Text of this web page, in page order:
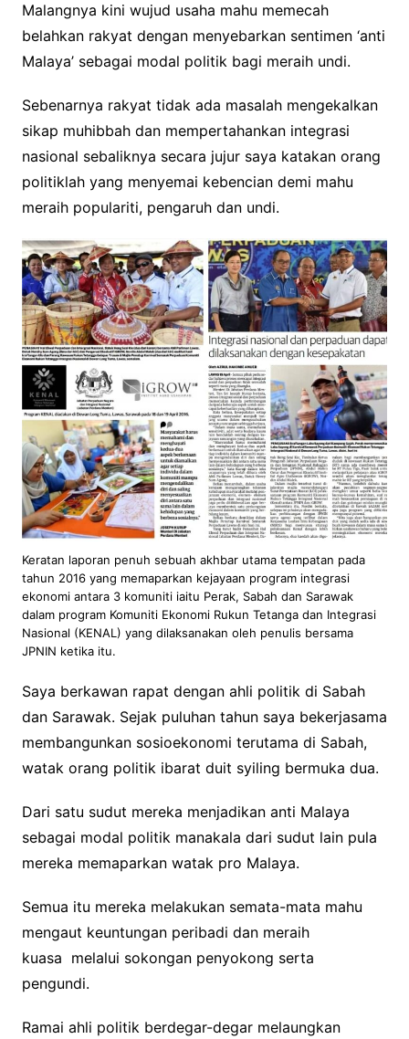
Malangnya kini wujud usaha mahu memecah
belahkan rakyat dengan menyebarkan sentimen ‘anti
Malaya’ sebagai modal politik bagi meraih undi.
Sebenarnya rakyat tidak ada masalah mengekalkan
sikap muhibbah dan mempertahankan integrasi
nasional sebaliknya secara jujur saya katakan orang
politiklah yang menyemai kebencian demi mahu
meraih populariti, pengaruh dan undi.
Keratan laporan penuh sebuah akhbar utama tempatan pada
tahun 2016 yang memaparkan kejayaan program integrasi
ekonomi antara 3 komuniti iaitu Perak, Sabah dan Sarawak
dalam program Komuniti Ekonomi Rukun Tetanga dan Integrasi
Nasional (KENAL) yang dilaksanakan oleh penulis bersama
JPNIN ketika itu.
Saya berkawan rapat dengan ahli politik di Sabah
dan Sarawak. Sejak puluhan tahun saya bekerjasama
membangunkan sosioekonomi terutama di Sabah,
watak orang politik ibarat duit syiling bermuka dua.
Dari satu sudut mereka menjadikan anti Malaya
sebagai modal politik manakala dari sudut lain pula
mereka memaparkan watak pro Malaya.
Semua itu mereka melakukan semata-mata mahu
mengaut keuntungan peribadi dan meraih
kuasa melalui sokongan penyokong serta
pengundi.
Ramai ahli politik berdegar-degar melaungkan